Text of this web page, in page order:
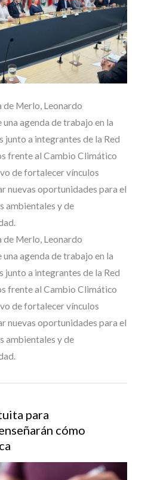
de Merlo, Leonardo
agenda de trabajo en la
junto a integrantes de la Red
frente al Cambio Climático
de fortalecer vínculos
nuevas oportunidades para el
ambientales y de
de Merlo, Leonardo
agenda de trabajo en la
junto a integrantes de la Red
frente al Cambio Climático
de fortalecer vínculos
nuevas oportunidades para el
ambientales y de
para
cómo